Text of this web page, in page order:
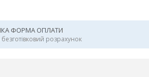
ФОРМА ОПЛАТИ
безготівковий розрахунок